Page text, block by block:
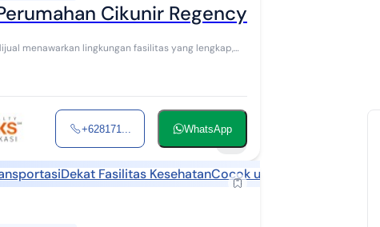
Cikunir Regency Mediterania
+628171... WhatsApp
Dekat Fasilitas KesehatanCocok untuk kost